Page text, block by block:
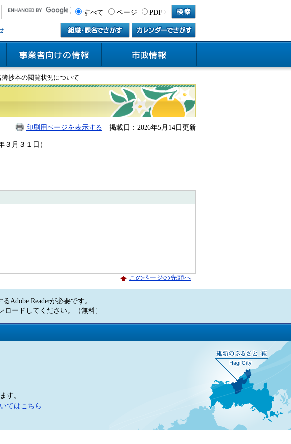
すべて ページ PDF
簿抄本の閲覧状況について
印刷用ページを表示する 掲載日：2026年5月14日更新
月３１日）
このページの先頭へ
Adobe Readerが必要です。
ロードしてください。（無料）
す。
てはこちら